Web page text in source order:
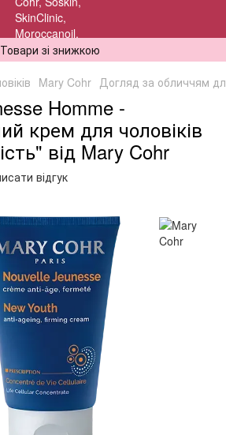
Товари зі знижкою
Mary Cohr Догляд за обличчям
Homme -
крем для чоловіків
від Mary Cohr
відгук